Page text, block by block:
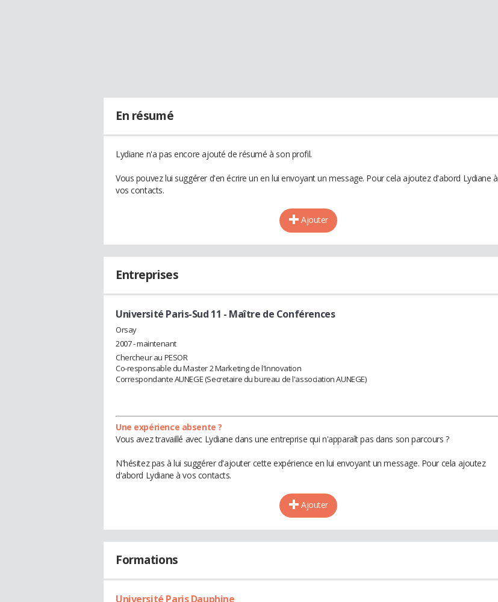
En résumé
Lydiane n'a pas encore ajouté de résumé à son profil.
Vous pouvez lui suggérer d'en écrire un en lui envoyant un message. Pour cela ajoutez d'abord Lydiane à
vos contacts.
Ajouter
Entreprises
Université Paris-Sud 11 - Maître de Conférences
Orsay
2007 - maintenant
Chercheur au PESOR
Co-responsable du Master 2 Marketing de l'Innovation
Correspondante AUNEGE (Secretaire du bureau de l'association AUNEGE)
Une expérience absente ?
Vous avez travaillé avec Lydiane dans une entreprise qui n'apparaît pas dans son parcours ?
N'hésitez pas à lui suggérer d'ajouter cette expérience en lui envoyant un message. Pour cela ajoutez
d'abord Lydiane à vos contacts.
Ajouter
Formations
Université Paris Dauphine